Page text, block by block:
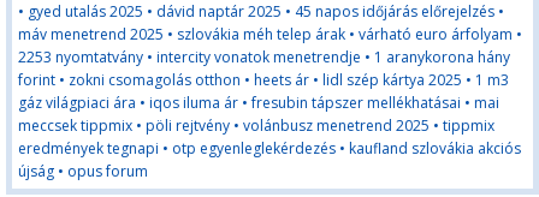
• gyed utalás 2025 • dávid naptár 2025 • 45 napos időjárás előrejelzés •
máv menetrend 2025 • szlovákia méh telep árak • várható euro árfolyam •
2253 nyomtatvány • intercity vonatok menetrendje • 1 aranykorona hány
forint • zokni csomagolás otthon • heets ár • lidl szép kártya 2025 • 1 m3
gáz világpiaci ára • iqos iluma ár •fresubin tápszer mellékhatásai • mai
meccsek tippmix • pöli rejtvény • volánbusz menetrend 2025 • tippmix
eredmények tegnapi • otp egyenleglekérdezés • kaufland szlovákia akciós
újság • opus forum